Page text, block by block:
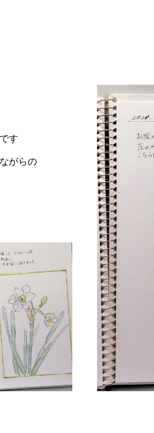
す
がらの